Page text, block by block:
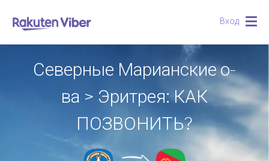
Вход
Северные Марианские о-
ва > Эритрея: КАК
ПОЗВОНИТЬ?